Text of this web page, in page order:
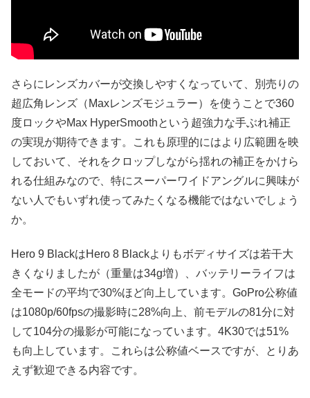
さらにレンズカバーが交換しやすくなっていて、別売りの
超広角レンズ（Maxレンズモジュラー）を使うことで360
度ロックやMax HyperSmoothという超強力な手ぶれ補正
の実現が期待できます。これも原理的にはより広範囲を映
しておいて、それをクロップしながら揺れの補正をかけら
れる仕組みなので、特にスーパーワイドアングルに興味が
ない人でもいずれ使ってみたくなる機能ではないでしょう
か。
Hero 9 BlackはHero 8 Blackよりもボディサイズは若干大
きくなりましたが（重量は34g増）、バッテリーライフは
全モードの平均で30%ほど向上しています。GoPro公称値
は1080p/60fpsの撮影時に28%向上、前モデルの81分に対
して104分の撮影が可能になっています。4K30では51%
も向上しています。これらは公称値ベースですが、とりあ
えず歓迎できる内容です。